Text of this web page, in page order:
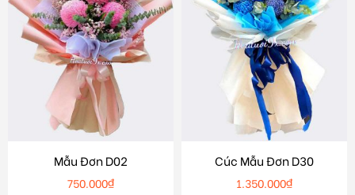
Mẫu Đơn D02
750.000₫
Cúc Mẫu Đơn D30
1.350.000₫